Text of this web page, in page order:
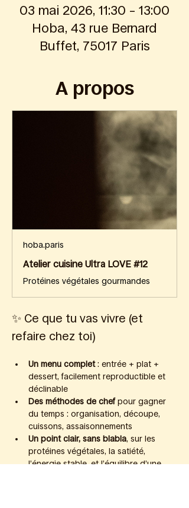
03 mai 2026, 11:30 – 13:00
Hoba, 43 rue Bernard
Buffet, 75017 Paris
A propos
hoba.paris
Atelier cuisine Ultra LOVE #12
Protéines végétales gourmandes
✨ Ce que tu vas vivre (et
refaire chez toi)
Un menu complet : entrée + plat +
dessert, facilement reproductible et
déclinable
Des méthodes de chef pour gagner
du temps : organisation, découpe,
cuissons, assaisonnements
Un point clair, sans blabla, sur les
protéines végétales, la satiété,
l’énergie stable, et l’équilibre d’une